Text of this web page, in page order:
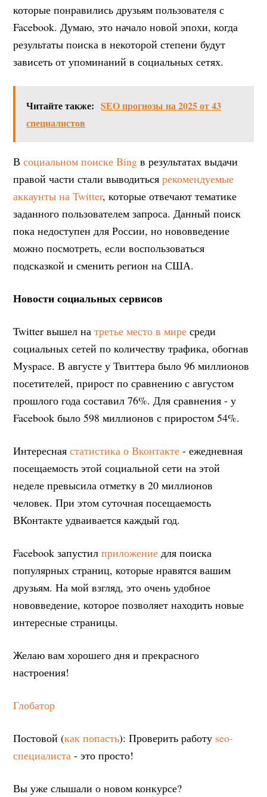
которые понравились друзьям пользователя с
Facebook. Думаю, это начало новой эпохи, когда
результаты поиска в некоторой степени будут
зависеть от упоминаний в социальных сетях.
Читайте также: SEO прогнозы на 2025 от 43
специалистов
Всоциальном поиске Bing в результатах выдачи
правой части стали выводитьсярекомендуемые
аккаунты на Twitter, которые отвечают тематике
заданного пользователем запроса. Данный поиск
пока недоступен для России, но нововведение
можно посмотреть, если воспользоваться
подсказкой и сменить регион на США.
Новости социальных сервисов
Twitter вышел натретье место в мире среди
социальных сетей по количеству трафика, обогнав
Myspace. В августе у Твиттера было 96 миллионов
посетителей, прирост по сравнению с августом
прошлого года составил 76%. Для сравнения - у
Facebook было 598 миллионов с приростом 54%.
Интереснаястатистика о Вконтакте - ежедневная
посещаемость этой социальной сети на этой
неделе превысила отметку в 20 миллионов
человек. При этом суточная посещаемость
ВКонтакте удваивается каждый год.
Facebook запустилприложение для поиска
популярных страниц, которые нравятся вашим
друзьям. На мой взгляд, это очень удобное
нововведение, которое позволяет находить новые
интересные страницы.
Желаю вам хорошего дня и прекрасного
настроения!
Глобатор
Постовой (как попасть): Проверить работу seo-
специалиста - это просто!
Вы уже слышали о новом конкурсе?